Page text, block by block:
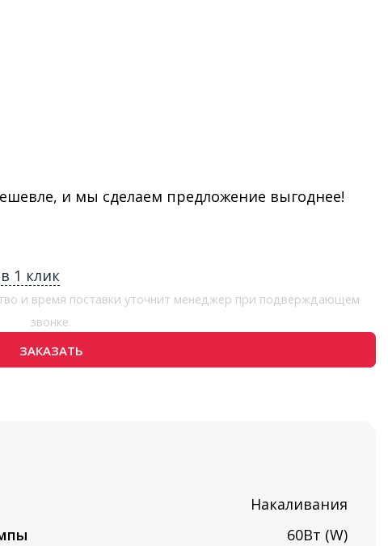
и мы сделаем предложение выгоднее!
1 клик
и время поставки уточнит менеджер при подверждающем
звонке.
ЗАКАЗАТЬ
Накаливания
60Вт (W)